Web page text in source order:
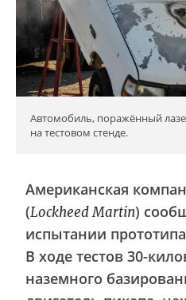
Автомобиль, поражённый
на тестовом стенде.
Американская
(Lockheed Martin)
испытании
В ходе тестов 30-
наземного